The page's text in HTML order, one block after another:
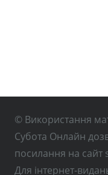
© Використання
Субота Онлайн
посилання на
Для інтернет-